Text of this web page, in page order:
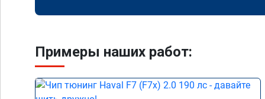
Примеры наших работ: